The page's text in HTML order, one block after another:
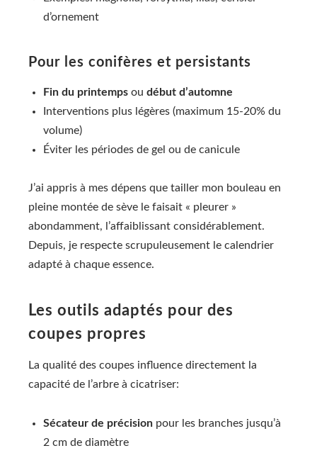
d’ornement
Pour les conifères et persistants
Fin du printemps ou début d’automne
Interventions plus légères (maximum 15-20% du
volume)
Éviter les périodes de gel ou de canicule
J’ai appris à mes dépens que tailler mon bouleau en
pleine montée de sève le faisait « pleurer »
abondamment, l’affaiblissant considérablement.
Depuis, je respecte scrupuleusement le calendrier
adapté à chaque essence.
Les outils adaptés pour des
coupes propres
La qualité des coupes influence directement la
capacité de l’arbre à cicatriser:
Sécateur de précision pour les branches jusqu’à
2 cm de diamètre